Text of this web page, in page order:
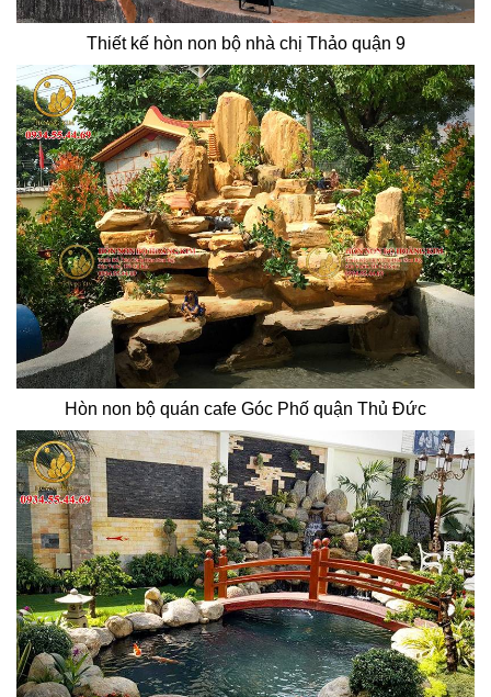
Thiết kế hòn non bộ nhà chị Thảo quận 9
Hòn non bộ quán cafe Góc Phố quận Thủ Đức